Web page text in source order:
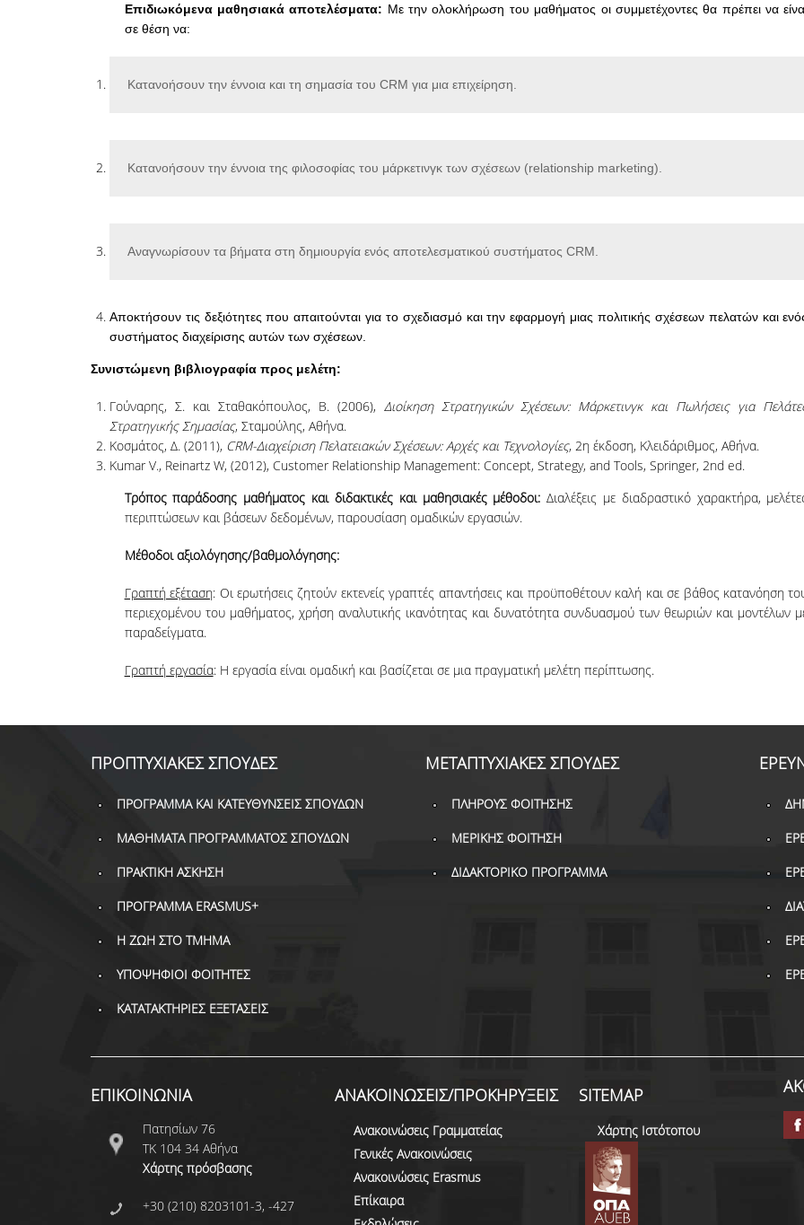
Επιδιωκόμενα μαθησιακά αποτελέσματα: Με την ολοκλήρωση του μαθήματος οι συμμετέχοντες θα πρέπει να
σε θέση να:
Κατανοήσουν την έννοια και τη σημασία του CRM για μια επιχείρηση.
Κατανοήσουν την έννοια της φιλοσοφίας του μάρκετινγκ των σχέσεων (relationship marketing).
Αναγνωρίσουν τα βήματα στη δημιουργία ενός αποτελεσματικού συστήματος CRM.
Αποκτήσουν τις δεξιότητες που απαιτούνται για το σχεδιασμό και την εφαρμογή μιας πολιτικής σχέσεων πελατών και
συστήματος διαχείρισης αυτών των σχέσεων.
Συνιστώμενη βιβλιογραφία προς μελέτη:
Γούναρης, Σ. και Σταθακόπουλος, Β. (2006),Διοίκηση Στρατηγικών Σχέσεων: Μάρκετινγκ και Πωλήσεις για
Στρατηγικής Σημασίας, Σταμούλης, Αθήνα.
Κοσμάτος, Δ. (2011), CRM-ΔιαχείρισηΠελατειακών Σχέσεων: Αρχές και Τεχνολογίες, 2ηέκδοση, Κλειδάριθμος, Αθήνα.
Kumar V., Reinartz W, (2012), Customer Relationship Management: Concept, Strategy, and Tools, Springer, 2nd ed.
Τρόπος παράδοσης μαθήματος και διδακτικές και μαθησιακές μέθοδοι:Διαλέξεις με διαδραστικό χαρακτήρα,
περιπτώσεων και βάσεων δεδομένων, παρουσίαση ομαδικών εργασιών.
Μέθοδοι αξιολόγησης/βαθμολόγησης:
Γραπτή εξέταση: Οι ερωτήσεις ζητούν εκτενείς γραπτές απαντήσεις και προϋποθέτουν καλή και σε βάθος κατανόηση
περιεχομένου του μαθήματος, χρήση αναλυτικής ικανότητας και δυνατότητα συνδυασμού των θεωριών και μοντέλων
παραδείγματα.
Γραπτή εργασία: Η εργασία είναι ομαδική και βασίζεται σε μια πραγματική μελέτη περίπτωσης.
ΠΡΟΠΤΥΧΙΑΚΕΣ ΣΠΟΥΔΕΣ
ΠΡΟΓΡΑΜΜΑ ΚΑΙ ΚΑΤΕΥΘΥΝΣΕΙΣ ΣΠΟΥΔΩΝ
ΜΑΘΗΜΑΤΑ ΠΡΟΓΡΑΜΜΑΤΟΣ ΣΠΟΥΔΩΝ
ΠΡΑΚΤΙΚΗ ΑΣΚΗΣΗ
ΠΡΟΓΡΑΜΜΑ ERASMUS+
Η ΖΩΗ ΣΤΟ ΤΜΗΜΑ
ΥΠΟΨΗΦΙΟΙ ΦΟΙΤΗΤΕΣ
ΚΑΤΑΤΑΚΤΗΡΙΕΣ ΕΞΕΤΑΣΕΙΣ
ΜΕΤΑΠΤΥΧΙΑΚΕΣ ΣΠΟΥΔΕΣ
ΠΛΗΡΟΥΣ ΦΟΙΤΗΣΗΣ
ΜΕΡΙΚΗΣ ΦΟΙΤΗΣΗ
ΔΙΔΑΚΤΟΡΙΚΟ ΠΡΟΓΡΑΜΜΑ
ΕΠΙΚΟΙΝΩΝΙΑ
Πατησίων 76
ΤΚ 104 34 Αθήνα
Χάρτης πρόσβασης
+30 (210) 8203101-3, -427
ΑΝΑΚΟΙΝΩΣΕΙΣ/ΠΡΟΚΗΡΥΞΕΙΣ
Ανακοινώσεις Γραμματείας
Γενικές Ανακοινώσεις
Ανακοινώσεις Erasmus
Επίκαιρα
SITEMAP
Χάρτης Ιστότοπου